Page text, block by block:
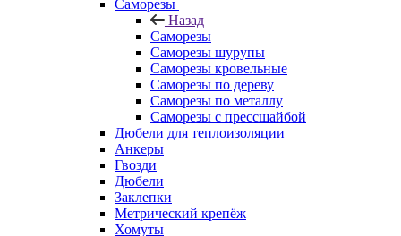
Саморезы
Назад
Саморезы
Саморезы шурупы
Саморезы кровельные
Саморезы по дереву
Саморезы по металлу
Саморезы с прессшайбой
Дюбели для теплоизоляции
Анкеры
Гвозди
Дюбели
Заклепки
Метрический крепёж
Хомуты